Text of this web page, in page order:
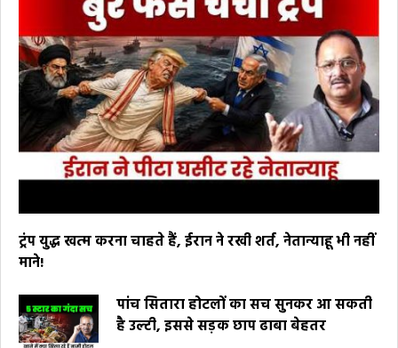
ट्रंप युद्ध खत्म करना चाहते हैं, ईरान ने रखी शर्त, नेतान्याहू भी नहीं
माने!
पांच सितारा होटलों का सच सुनकर आ सकती
है उल्टी, इससे सड़क छाप ढाबा बेहतर